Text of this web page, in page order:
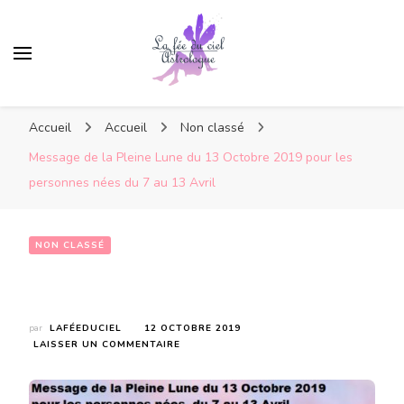
Accueil Accueil
Non classé
Message de la Pleine Lune du 13 Octobre 2019 pour les
personnes nées du 7 au 13 Avril
NON CLASSÉ
par LAFÉEDUCIEL
12 OCTOBRE 2019
LAISSER UN COMMENTAIRE
LA